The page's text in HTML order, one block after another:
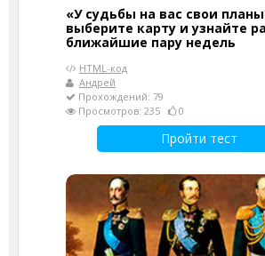
«У судьбы на вас свои
выберите карту и узнайте
ближайшие пару недель
HTML-код
Андрей
Прохождений: 79
Просмотров: 235
0
Пройти тест